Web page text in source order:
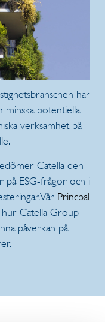
har
potentiella
verksamhet på
Catella den
på ESG-frågor och i
Vår Princpal
Catella Group
påverkan på